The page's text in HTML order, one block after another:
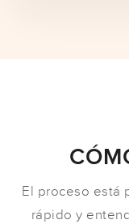
El proceso está
rápido y